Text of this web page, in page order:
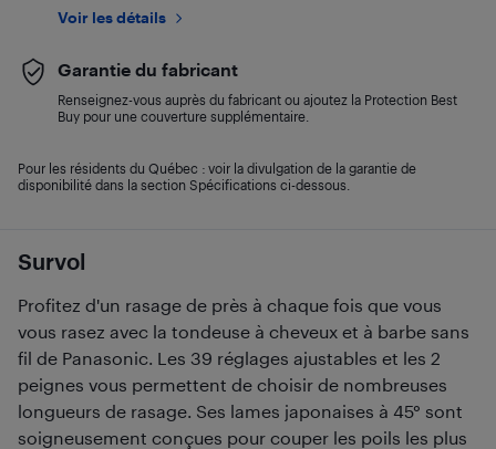
Survol
Profitez d'un rasage de près à chaque fois que vous
vous rasez avec la tondeuse à cheveux et à barbe sans
fil de Panasonic. Les 39 réglages ajustables et les 2
peignes vous permettent de choisir de nombreuses
longueurs de rasage. Ses lames japonaises à 45° sont
soigneusement conçues pour couper les poils les plus
Voir les détails
Garantie du fabricant
Renseignez-vous auprès du fabricant ou ajoutez la Protection Best
Buy pour une couverture supplémentaire.
Pour les résidents du Québec : voir la divulgation de la garantie de
disponibilité dans la section Spécifications ci-dessous.